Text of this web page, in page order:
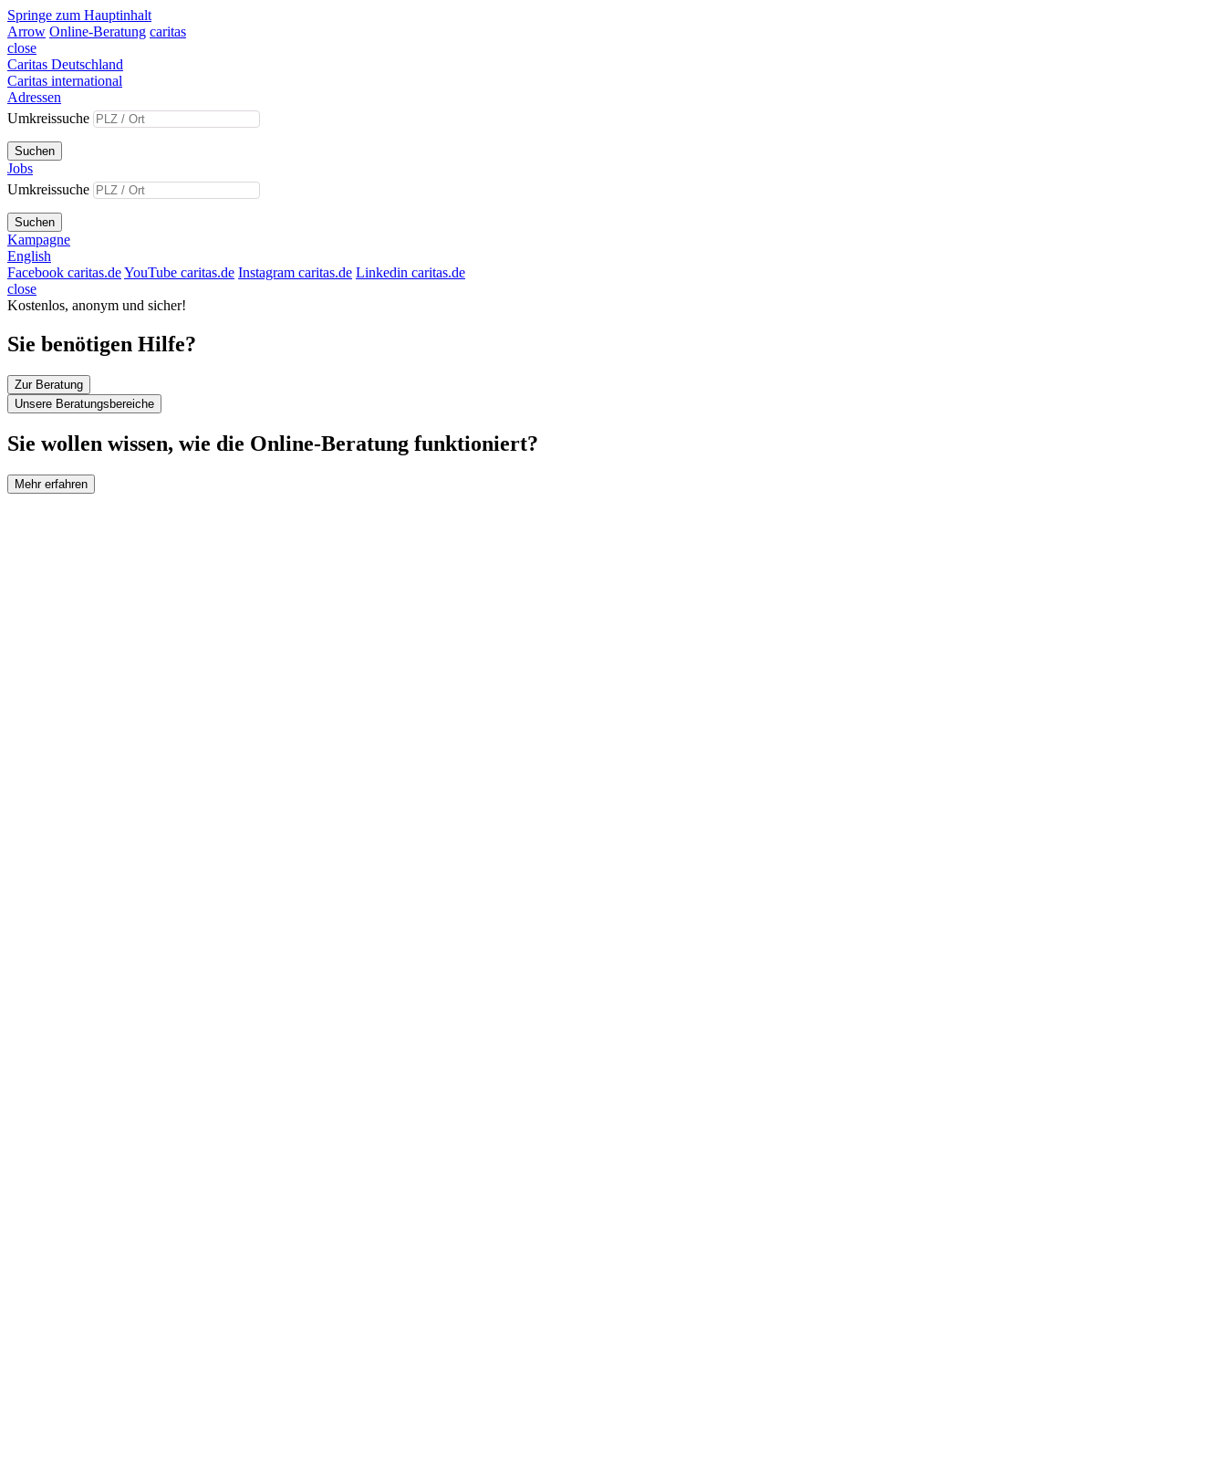
Springe zum Hauptinhalt
Arrow Online-Beratung caritas
close
Caritas Deutschland
Caritas international
Adressen
Umkreissuche
Suchen
Jobs
Umkreissuche
Suchen
Kampagne
English
Facebook caritas.deYouTube caritas.de Instagram caritas.de Linkedin caritas.de
close
Kostenlos, anonym und sicher!
Sie benötigen Hilfe?
Zur Beratung
Unsere Beratungsbereiche
Sie wollen wissen, wie die Online-Beratung funktioniert?
Mehr erfahren